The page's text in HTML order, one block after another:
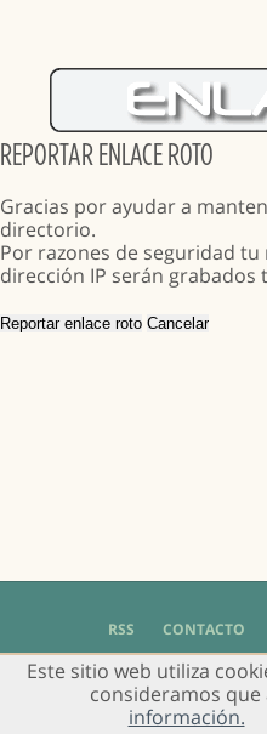
REPORTAR ENLACE ROTO
Gracias por ayudar a
directorio.
Por razones de seguridad
dirección IP serán
RSS CONTACTO
© 2004 - 2018 Grupo de Usuarios de
Este sitio web utiliza
consideramos que
información.